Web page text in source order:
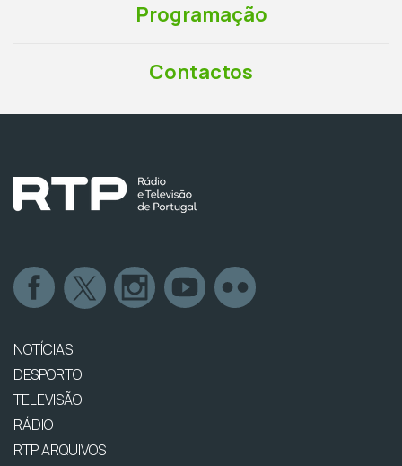
Programação
Contactos
NOTÍCIAS
DESPORTO
TELEVISÃO
RÁDIO
RTP ARQUIVOS